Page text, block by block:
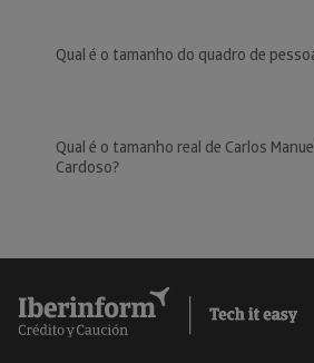
Qual é o tamanho do quadro de
Qual é o tamanho real de Carlos
Cardoso?